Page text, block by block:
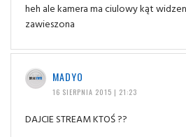
heh ale kamera ma ciulowy kąt
zawieszona
MADYO
16 SIERPNIA 2015 | 21:23
DAJCIE STREAM KTOŚ ??